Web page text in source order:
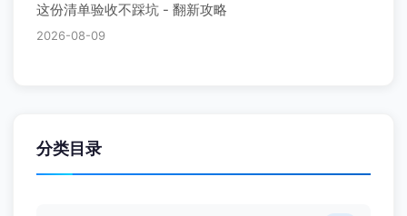
这份清单验收不踩坑 - 翻新攻略
2026-08-09
分类目录